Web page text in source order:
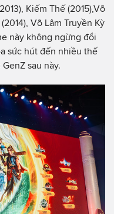
Kiếm Thế (2015),Võ
Võ Lâm Truyền Kỳ
này không ngừng đổi
sức hút đến nhiều thế
sau này.